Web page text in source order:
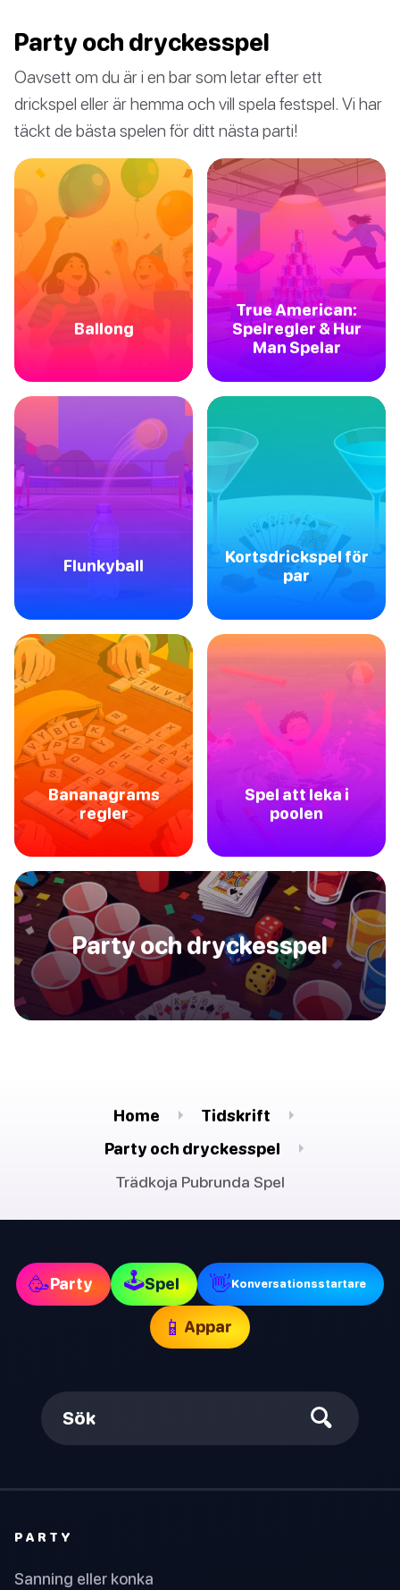
Party och dryckesspel
Oavsett om du är i en bar som letar efter ett
drickspel eller är hemma och vill spela festspel. Vi har
täckt de bästa spelen för ditt nästa parti!
Ballong
True American:
Spelregler & Hur
Man Spelar
Flunkyball
Kortsdrickspel för
par
Bananagrams
regler
Spel att leka i
poolen
Party och dryckesspel
Home
Tidskrift
Party och dryckesspel
Trädkoja Pubrunda Spel
🥳Party 🕹Spel 👋Konversationsstartare
📱 Appar
Sök
PARTY
Sanning eller konka